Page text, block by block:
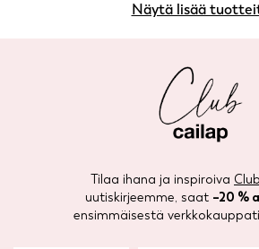
Näytä lisää
Tilaa ihana ja inspiroiva
uutiskirjeemme, saat –20 %
ensimmäisestä